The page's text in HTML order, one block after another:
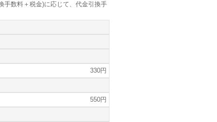
手数料＋税金)に応じて、代金引換手
330円
550円